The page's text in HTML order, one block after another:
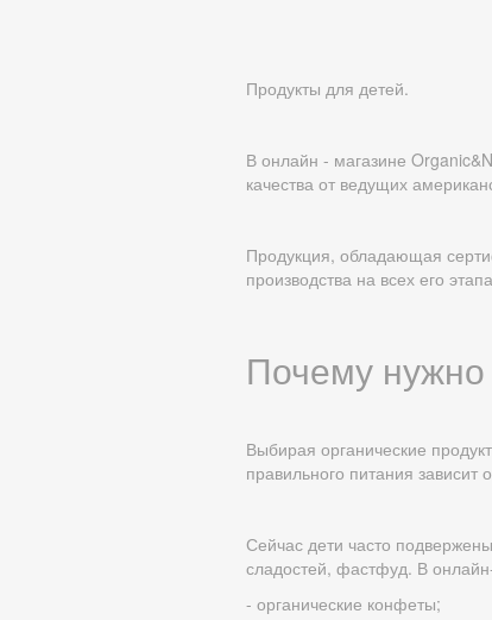
Продукты для детей.
В онлайн - магазине
качества от ведущих
Продукция, обладающая
производства на всех его
Почему
Выбирая органические
правильного питания
Сейчас дети часто
сладостей, фастфуд. В
- органические конфеты;